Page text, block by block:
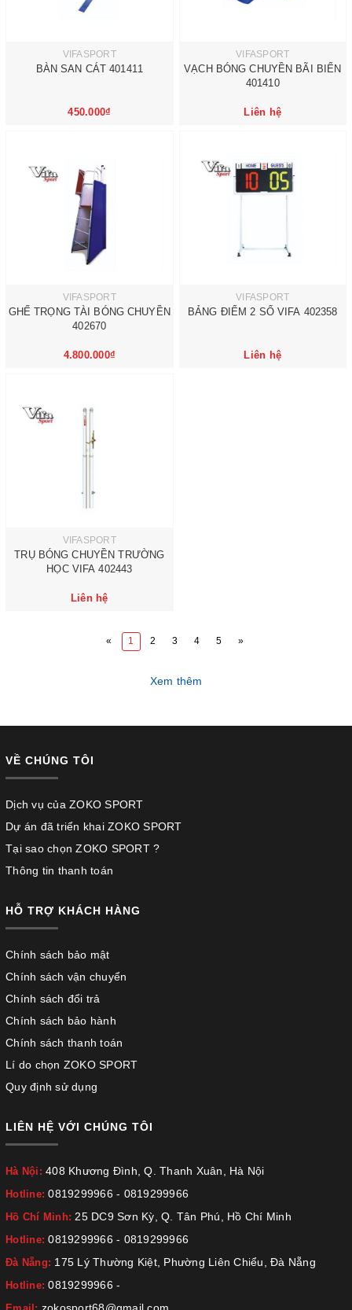
VIFASPORT
BÀN SAN CÁT 401411
450.000₫
VIFASPORT
VẠCH BÓNG CHUYỀN BÃI BIỂN
401410
Liên hệ
VIFASPORT
GHẾ TRỌNG TÀI BÓNG CHUYỀN
402670
4.800.000₫
VIFASPORT
BẢNG ĐIỂM 2 SỐ VIFA 402358
Liên hệ
VIFASPORT
TRỤ BÓNG CHUYỀN TRƯỜNG
HỌC VIFA 402443
Liên hệ
« 1 2 3 4 5 »
Xem thêm
VỀ CHÚNG TÔI
Dịch vụ của ZOKO SPORT
Dự án đã triển khai ZOKO SPORT
Tại sao chọn ZOKO SPORT ?
Thông tin thanh toán
HỖ TRỢ KHÁCH HÀNG
Chính sách bảo mật
Chính sách vận chuyển
Chính sách đổi trả
Chính sách bảo hành
Chính sách thanh toán
Lí do chọn ZOKO SPORT
Quy định sử dụng
LIÊN HỆ VỚI CHÚNG TÔI
Hà Nội: 408 Khương Đình, Q. Thanh Xuân, Hà Nội
Hotline:0819299966 - 0819299966
Hồ Chí Minh:25 DC9 Sơn Kỳ, Q. Tân Phú, Hồ Chí Minh
Hotline:0819299966 - 0819299966
Đà Nẵng: 175 Lý Thường Kiệt, Phường Liên Chiểu, Đà Nẵng
Hotline:0819299966 -